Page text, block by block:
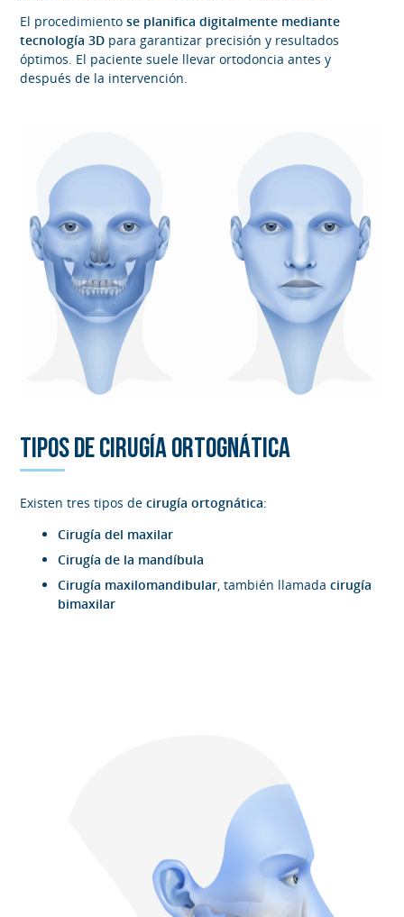
El procedimientose planifica digitalmente mediante
tecnología 3D para garantizar precisión y resultados
óptimos. El paciente suele llevar ortodoncia antes y
después de la intervención.
TIPOS DE CIRUGÍA ORTOGNÁTICA
Existen tres tipos decirugía ortognática:
Cirugía del maxilar
Cirugía de la mandíbula
Cirugía maxilomandibular, también llamadacirugía
bimaxilar